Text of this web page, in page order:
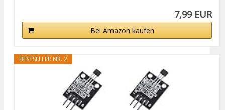
7,99 EUR
Bei Amazon kaufen
BESTSELLER NR. 2